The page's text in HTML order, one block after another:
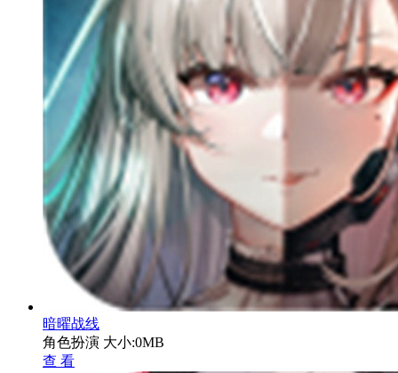
暗曜战线
角色扮演 大小:0MB
查 看